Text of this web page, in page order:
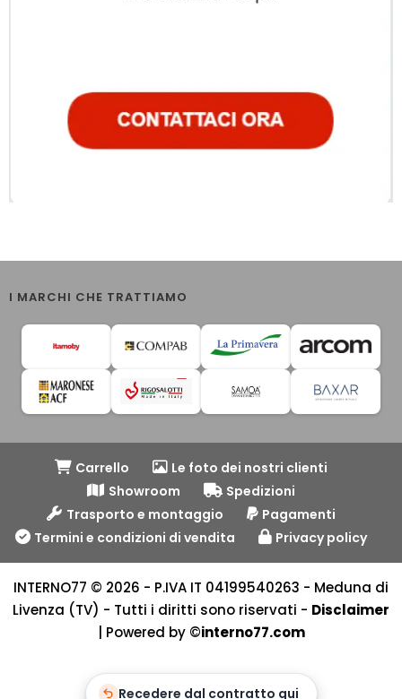
I MARCHI CHE TRATTIAMO
Carrello
Le foto dei nostri clienti
Showroom
Spedizioni
Trasporto e montaggio
Pagamenti
Termini e condizioni di vendita
Privacy policy
INTERNO77 © 2026 - P.IVA IT 04199540263 - Meduna di
Livenza (TV) - Tutti i diritti sono riservati - Disclaimer
| Powered by ©interno77.com
Recedere dal contratto qui